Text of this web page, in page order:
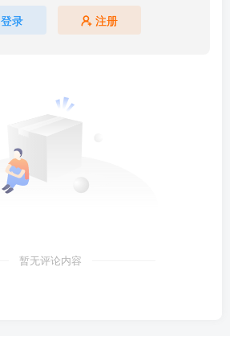
登录 注册
暂无评论内容